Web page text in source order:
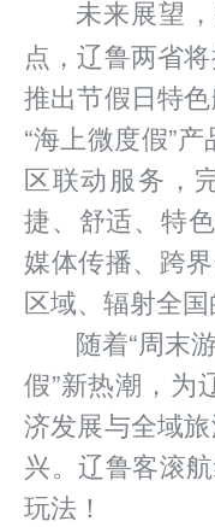
未来展望
点，辽鲁两省
推出节假日特
“海上微度假”
区联动服务，
捷、舒适、特
媒体传播、跨
区域、辐射全国
随着“周末
假”新热潮，为
济发展与全域
兴。辽鲁客滚
玩法！